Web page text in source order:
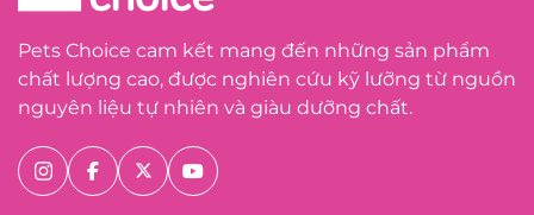
Pets Choice cam kết mang đến những sản phẩm
chất lượng cao, được nghiên cứu kỹ lưỡng từ nguồn
nguyên liệu tự nhiên và giàu dưỡng chất.